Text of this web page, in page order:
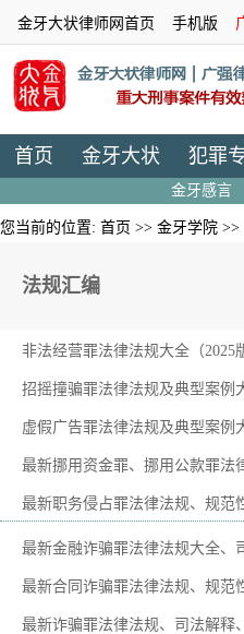
金牙大状律师网首页 手机版
首页 金牙大状 犯罪
金牙感言
您当前的位置: 首页 >> 金牙学院 >>
法规汇编
非法经营罪法律法规大全（2025
招摇撞骗罪法律法规及典型案例
虚假广告罪法律法规及典型案例
最新挪用资金罪、挪用公款罪法
最新职务侵占罪法律法规、规范
最新金融诈骗罪法律法规大全、
最新合同诈骗罪法律法规、规范
最新诈骗罪法律法规、司法解释